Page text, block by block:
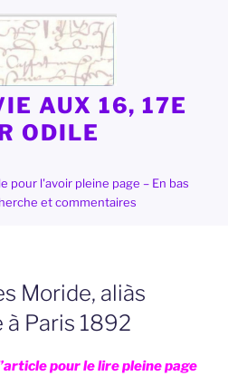
AUX 16, 17E
ODILE
pour l'avoir pleine page – En bas
et commentaires
Moride, aliàs
à Paris 1892
pour le lire pleine page